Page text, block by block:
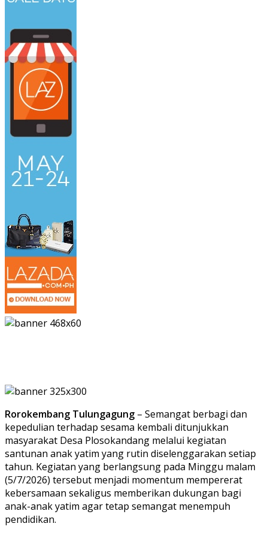
Rorokembang Tulungagung – Semangat berbagi dan
kepedulian terhadap sesama kembali ditunjukkan
masyarakat Desa Plosokandang melalui kegiatan
santunan anak yatim yang rutin diselenggarakan setiap
tahun. Kegiatan yang berlangsung pada Minggu malam
(5/7/2026) tersebut menjadi momentum mempererat
kebersamaan sekaligus memberikan dukungan bagi
anak-anak yatim agar tetap semangat menempuh
pendidikan.